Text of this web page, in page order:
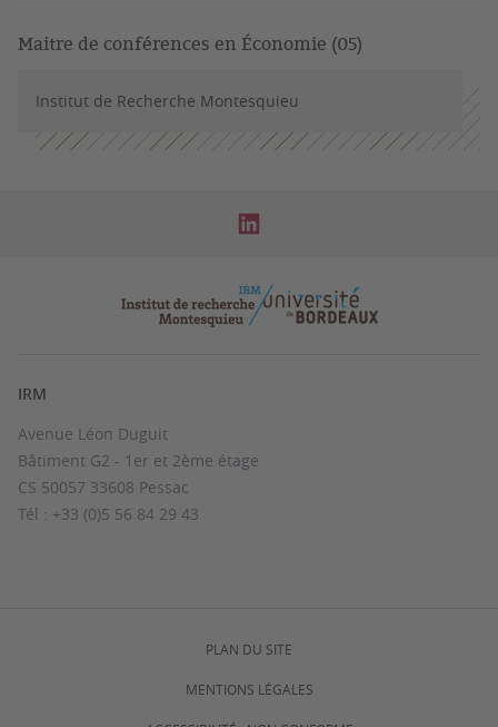
Maitre de conférences en Économie (05)
Institut de Recherche Montesquieu
IRM
Avenue Léon Duguit
Bâtiment G2 - 1er et 2ème étage
CS 50057 33608 Pessac
Tél : +33 (0)5 56 84 29 43
PLAN DU SITE
MENTIONS LÉGALES